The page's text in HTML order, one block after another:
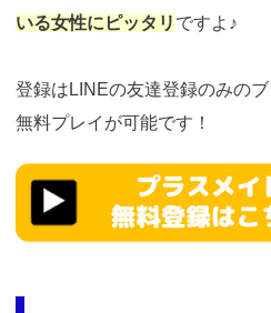
いる女性にピッタリ ですよ♪
登録はLINEの友達登録のみの
無料プレイが可能です！
https://fam-
ad.com/ad/p/r?
_site=77933&_article=23375